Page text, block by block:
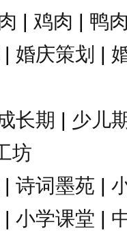
| 鸡肉 | 鸭
| 婚庆策划 |
长期 | 少儿
坊
| 诗词墨苑 |
| 小学课堂 |